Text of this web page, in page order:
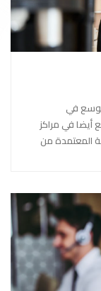
في
أيضا في مراكز
المعتمدة من